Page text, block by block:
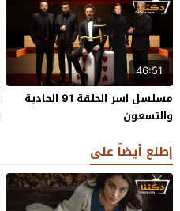
46:51
مسلسل اسر الحلقة 91 الحادية
والتسعون
إطلع أيضاً على